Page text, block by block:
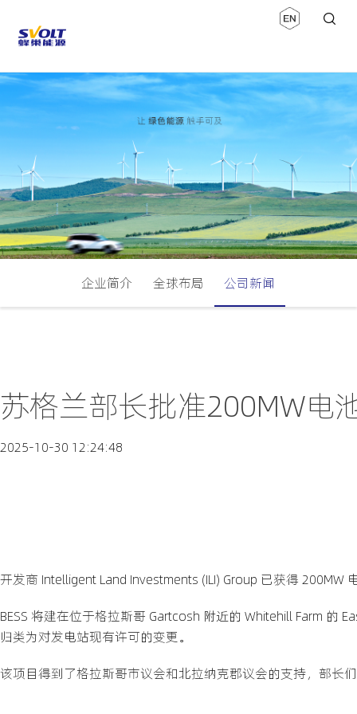
企业简介 全球布局 公司新闻
苏格兰部长批准200MW
2025-10-30 12:24:48
开发商 Intelligent Land Investments (ILI) Group 已获得 200MW
BESS 将建在位于格拉斯哥 Gartcosh 附近的 Whitehill Farm 的
归类为对发电站现有许可的变更。
该项目得到了格拉斯哥市议会和北拉纳克郡议会的支持，部长